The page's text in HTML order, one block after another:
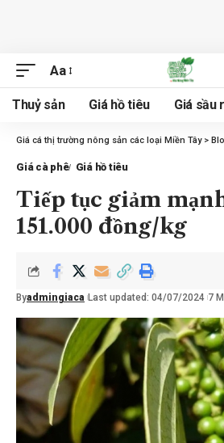
Aa
Thuỷ sản Giá hồ tiêu Giá sầu
Giá cá thị trường nông sản các loại Miền Tây>
Giá cà phê Giá hồ tiêu
Tiếp tục giảm
151.000 đồng/kg
Byadmingiaca Last updated: 04/07/2024 7